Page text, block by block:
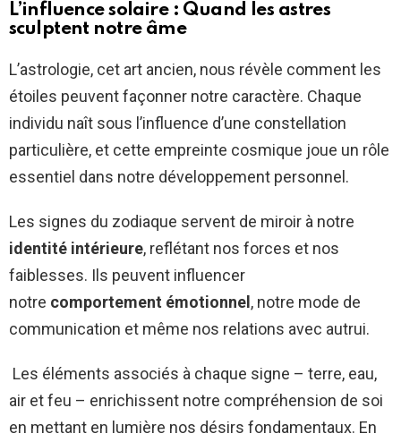
L’influence solaire : Quand les astres
sculptent notre âme
L’astrologie, cet art ancien, nous révèle comment les
étoiles peuvent façonner notre caractère. Chaque
individu naît sous l’influence d’une constellation
particulière, et cette empreinte cosmique joue un rôle
essentiel dans notre développement personnel.
Les signes du zodiaque servent de miroir à notre
identité intérieure, reflétant nos forces et nos
faiblesses. Ils peuvent influencer
notre comportement émotionnel , notre mode de
communication et même nos relations avec autrui.
Les éléments associés à chaque signe – terre, eau,
air et feu – enrichissent notre compréhension de soi
en mettant en lumière nos désirs fondamentaux. En